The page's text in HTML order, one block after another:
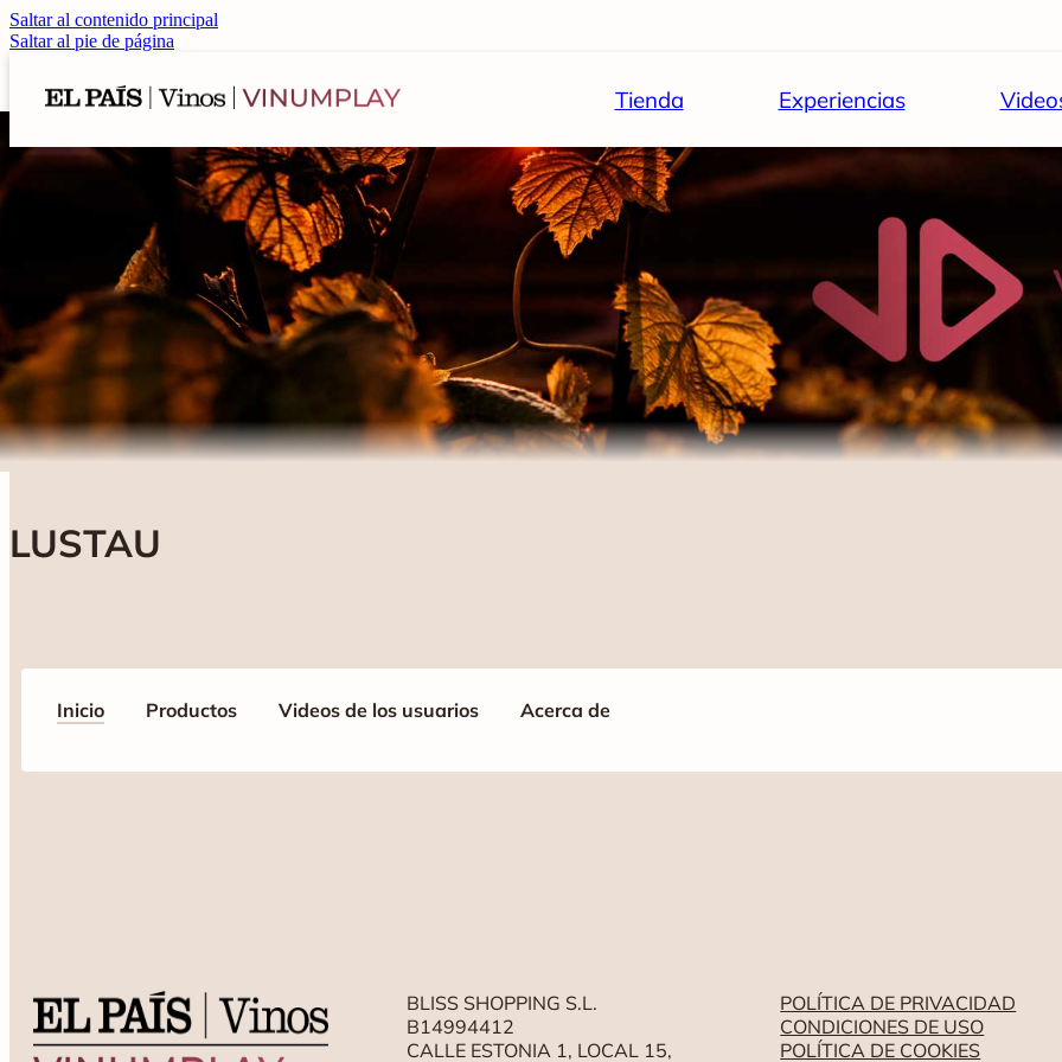
Saltar al contenido principal
Saltar al pie de página
Tienda Experiencias
LUSTAU
Inicio Productos Videos de los usuarios Acerca de
BLISS SHOPPING S.L.
B14994412
CALLE ESTONIA 1, LOCAL 15,
POLÍTICA DE PRIVACIDAD
CONDICIONES DE USO
POLÍTICA DE COOKIES